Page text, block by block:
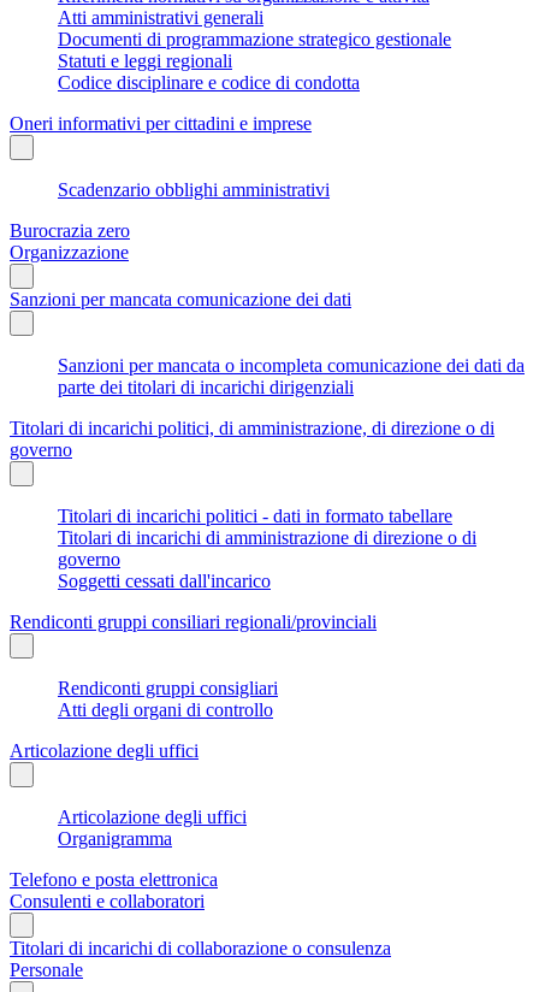
Atti amministrativi generali
Documenti di programmazione strategico gestionale
Statuti e leggi regionali
Codice disciplinare e codice di condotta
Oneri informativi per cittadini e imprese
Scadenzario obblighi amministrativi
Burocrazia zero
Organizzazione
Sanzioni per mancata comunicazione dei dati
Sanzioni per mancata o incompleta comunicazione dei dati da
parte dei titolari di incarichi dirigenziali
Titolari di incarichi politici, di amministrazione, di direzione o di
governo
Titolari di incarichi politici - dati in formato tabellare
Titolari di incarichi di amministrazione di direzione o di
governo
Soggetti cessati dall'incarico
Rendiconti gruppi consiliari regionali/provinciali
Rendiconti gruppi consigliari
Atti degli organi di controllo
Articolazione degli uffici
Articolazione degli uffici
Organigramma
Telefono e posta elettronica
Consulenti e collaboratori
Titolari di incarichi di collaborazione o consulenza
Personale